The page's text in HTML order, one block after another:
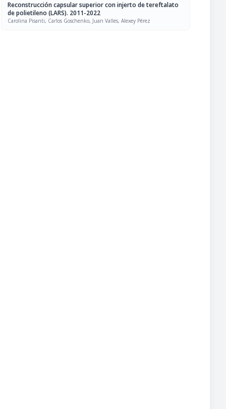
Reconstrucción capsular superior con injerto de tereftalato
de polietileno (LARS). 2011-2022
Carolina Pisanti, Carlos Goschenko, Juan Valles, Alexey Pérez